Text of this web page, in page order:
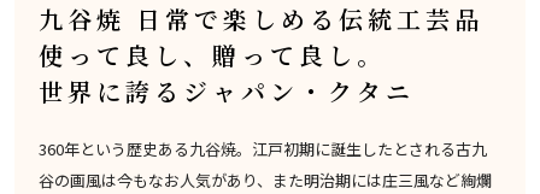
九谷焼 日常で楽しめる伝統工芸品
使って良し、贈って良し。
世界に誇るジャパン・クタニ
360年という歴史ある九谷焼。江戸初期に誕生したとされる古九
谷の画風は今もなお人気があり、また明治期には庄三風など絢爛